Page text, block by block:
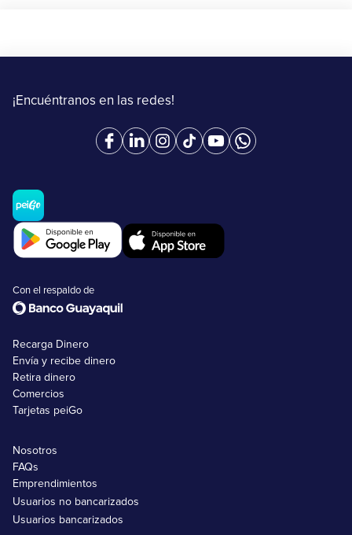
¡Encuéntranos en las redes!
Con el respaldo de
Recarga Dinero
Envía y recibe dinero
Retira dinero
Comercios
Tarjetas peiGo
Nosotros
FAQs
Emprendimientos
Usuarios no bancarizados
Usuarios bancarizados